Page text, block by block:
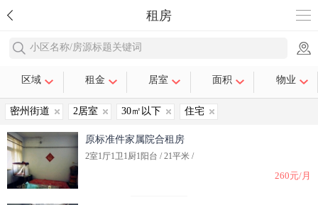
租房
小区名称/房源标题关键词
区域 租金 居室 面积 物业
密州街道 2居室 30㎡以下 住宅
原标准件家属院合租房
2室1厅1卫1厨1阳台 / 21平米 /
260元/月